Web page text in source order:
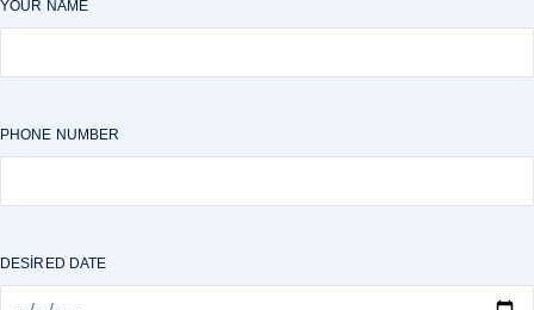
YOUR NAME
PHONE NUMBER
DESIRED DATE